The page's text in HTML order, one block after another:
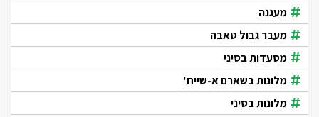
מעגנה
מעבר גבול טאבה
מסעדות בסיני
מלונות בשארם א-שייח'
מלונות בסיני